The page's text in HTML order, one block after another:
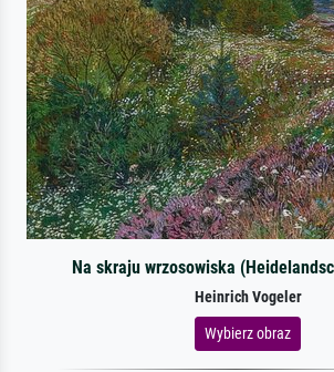
Na skraju wrzosowiska
Heinrich Vogeler
Wybierz obraz